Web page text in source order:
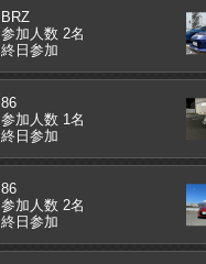
BRZ
参加人数 2名
終日参加
86
参加人数 1名
終日参加
86
参加人数 2名
終日参加